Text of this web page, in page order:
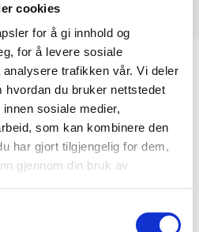
cookies
for å gi innhold og
for å levere sosiale
trafikken vår. Vi deler
hvordan du bruker nettstedet
sosiale medier,
som kan kombinere den
har gjort tilgjengelig for dem,
gjennom din bruk av